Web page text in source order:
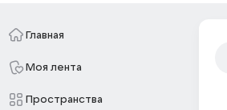
Главная
Моя лента
Пространства